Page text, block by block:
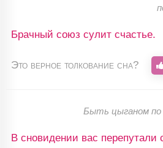
Брачный союз сулит счастье.
Это верное толкование сна?
Быть цыганом по
В сновидении вас перепутали